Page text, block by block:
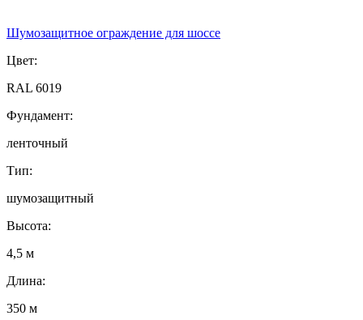
Шумозащитное ограждение для шоссе
Цвет:
RAL 6019
Фундамент:
ленточный
Тип:
шумозащитный
Высота:
4,5 м
Длина:
350 м